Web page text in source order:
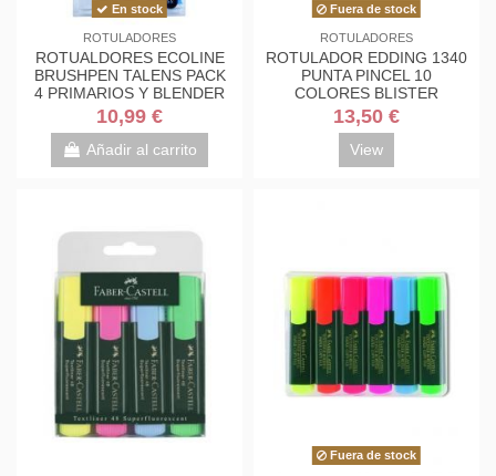
En stock
ROTULADORES
ROTUALDORES ECOLINE
BRUSHPEN TALENS PACK
4 PRIMARIOS Y BLENDER
10,99 €
Añadir al carrito
Fuera de stock
ROTULADORES
ROTULADOR EDDING 1340
PUNTA PINCEL 10
COLORES BLISTER
13,50 €
View
Fuera de stock